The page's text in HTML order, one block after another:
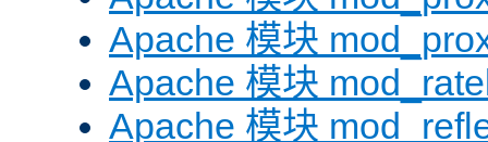
Apache 模块
Apache 模块
Apache 模块